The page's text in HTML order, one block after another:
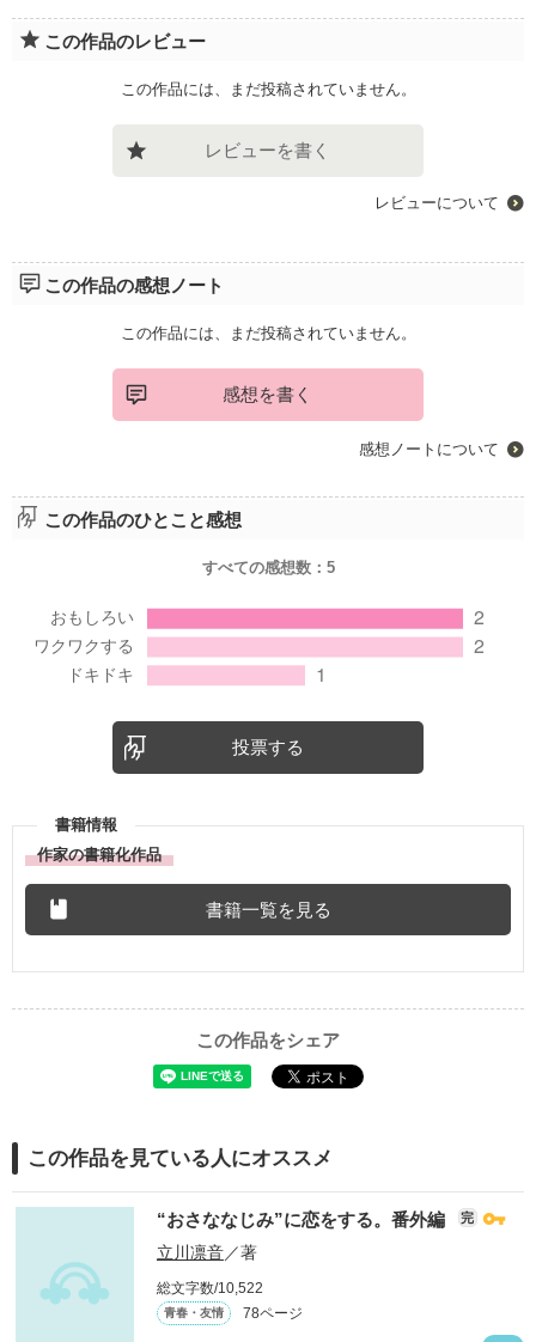
この作品のレビュー
この作品には、まだ投稿されていません。
レビューを書く
レビューについて
この作品の感想ノート
この作品には、まだ投稿されていません。
感想を書く
感想ノートについて
この作品のひとこと感想
すべての感想数： 5
投票する
書籍情報
作家の書籍化作品
書籍一覧を見る
この作品をシェア
この作品を見ている人にオススメ
“おさななじみ”に恋をする。番外編 完
立川凛音／著
総文字数/10,522
青春・友情 78ページ